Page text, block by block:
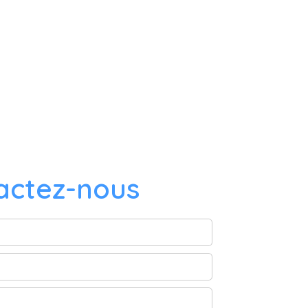
nous